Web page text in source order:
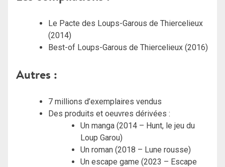
Le Pacte des Loups-Garous de Thiercelieux
(2014)
Best-of Loups-Garous de Thiercelieux (2016)
Autres :
7 millions d’exemplaires vendus
Des produits et oeuvres dérivées :
Un manga (2014 – Hunt, le jeu du
Loup Garou)
Un roman (2018 – Lune rousse)
Un escape game (2023 – Escape